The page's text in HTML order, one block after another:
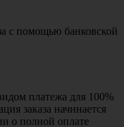
с помощью банковской
платежа для 100%
заказа начинается
о полной оплате